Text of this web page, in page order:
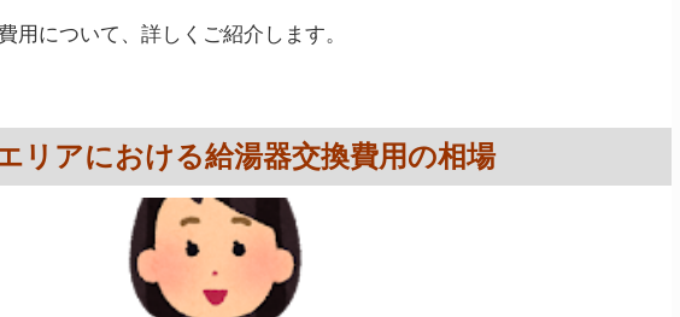
用について、詳しくご紹介します。
リアにおける給湯器交換費用の相場